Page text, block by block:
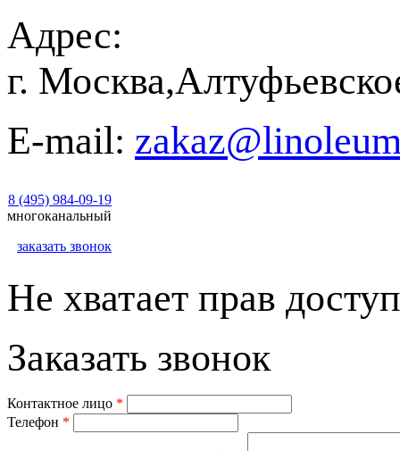
Адрес:
г.
E-mail:
8 (495) 984-09-19
многоканальный
заказать звонок
Не хватает прав
Заказать звонок
Контактное лицо *
Телефон *